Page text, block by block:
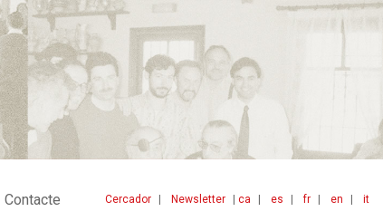
ca es fr en it
Cercador Newsletter
Contacte